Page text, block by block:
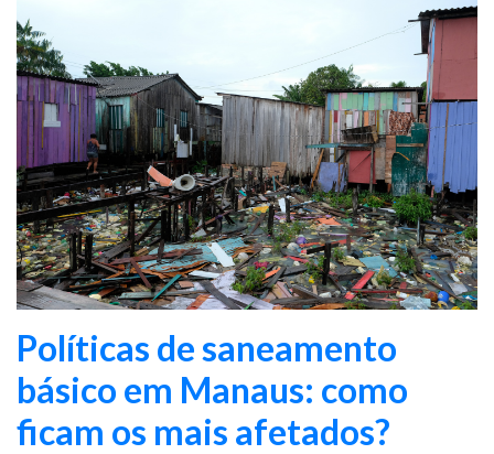
Políticas de saneamento
básico em Manaus: como
ficam os mais afetados?